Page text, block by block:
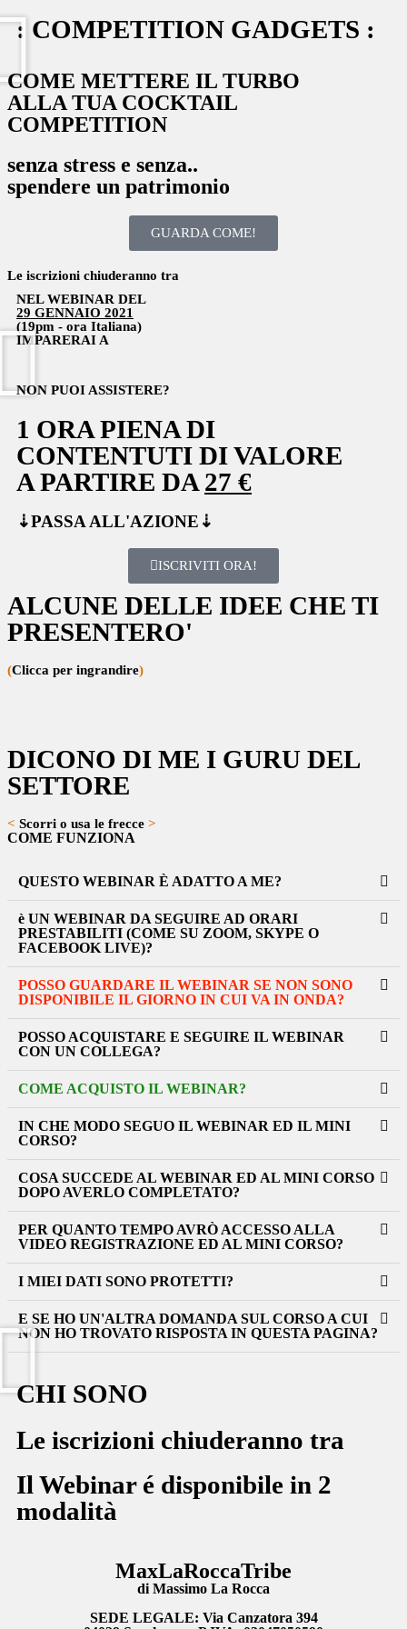
: COMPETITION GADGETS :
COME METTERE IL TURBO
ALLA TUA COCKTAIL
COMPETITION
senza stress e senza..
spendere un patrimonio
GUARDA COME!
Le iscrizioni chiuderanno tra
NEL WEBINAR DEL
29 GENNAIO 2021
(19pm - ora Italiana)
IMPARERAI A
NON PUOI ASSISTERE?
1 ORA PIENA DI
CONTENTUTI DI VALORE
A PARTIRE DA 27 €
⇣PASSA ALL'AZIONE⇣
ISCRIVITI ORA!
ALCUNE DELLE IDEE CHE TI
PRESENTERO'
(Clicca per ingrandire)
DICONO DI ME I GURU DEL
SETTORE
< Scorri o usa le frecce >
COME FUNZIONA
QUESTO WEBINAR È ADATTO A ME?
è UN WEBINAR DA SEGUIRE AD ORARI
PRESTABILITI (COME SU ZOOM, SKYPE O
FACEBOOK LIVE)?
POSSO GUARDARE IL WEBINAR SE NON SONO
DISPONIBILE IL GIORNO IN CUI VA IN ONDA?
POSSO ACQUISTARE E SEGUIRE IL WEBINAR
CON UN COLLEGA?
COME ACQUISTO IL WEBINAR?
IN CHE MODO SEGUO IL WEBINAR ED IL MINI
CORSO?
COSA SUCCEDE AL WEBINAR ED AL MINI CORSO
DOPO AVERLO COMPLETATO?
PER QUANTO TEMPO AVRÒ ACCESSO ALLA
VIDEO REGISTRAZIONE ED AL MINI CORSO?
I MIEI DATI SONO PROTETTI?
E SE HO UN'ALTRA DOMANDA SUL CORSO A CUI
NON HO TROVATO RISPOSTA IN QUESTA PAGINA?
CHI SONO
Le iscrizioni chiuderanno tra
Il Webinar é disponibile in 2
modalità
MaxLaRoccaTribe
di Massimo La Rocca
SEDE LEGALE: Via Canzatora 394